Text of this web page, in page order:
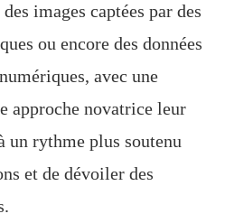
images captées par des
ou encore des données
avec une
approche novatrice leur
un rythme plus soutenu
et de dévoiler des